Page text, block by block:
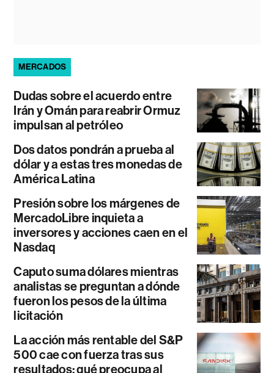
MERCADOS
Dudas sobre el acuerdo entre
Irán y Omán para reabrir Ormuz
impulsan al petróleo
Dos datos pondrán a prueba al
dólar y a estas tres monedas de
América Latina
Presión sobre los márgenes de
MercadoLibre inquieta a
inversores y acciones caen en el
Nasdaq
Caputo suma dólares mientras
analistas se preguntan a dónde
fueron los pesos de la última
licitación
La acción más rentable del S&P
500 cae con fuerza tras sus
resultados: qué preocupa al